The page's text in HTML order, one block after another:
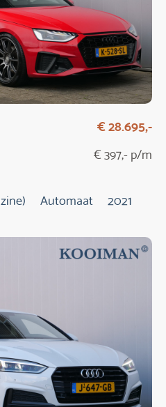
€ 28.695,-
€ 397,- p/m
Automaat 2021